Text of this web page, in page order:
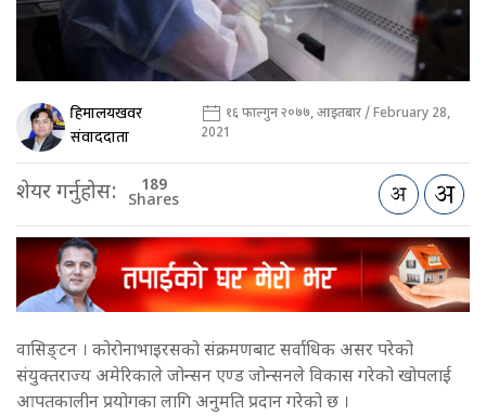
हिमालयखवर
संवाददाता
१६ फाल्गुन २०७७, आइतबार / February 28,
2021
शेयर गर्नुहोस: 189
Shares
वासिङ्टन । कोरोनाभाइरसको संक्रमणबाट सर्वाधिक असर परेको
संयुक्तराज्य अमेरिकाले जोन्सन एण्ड जोन्सनले विकास गरेको खोपलाई
आपतकालीन प्रयोगका लागि अनुमति प्रदान गरेको छ ।